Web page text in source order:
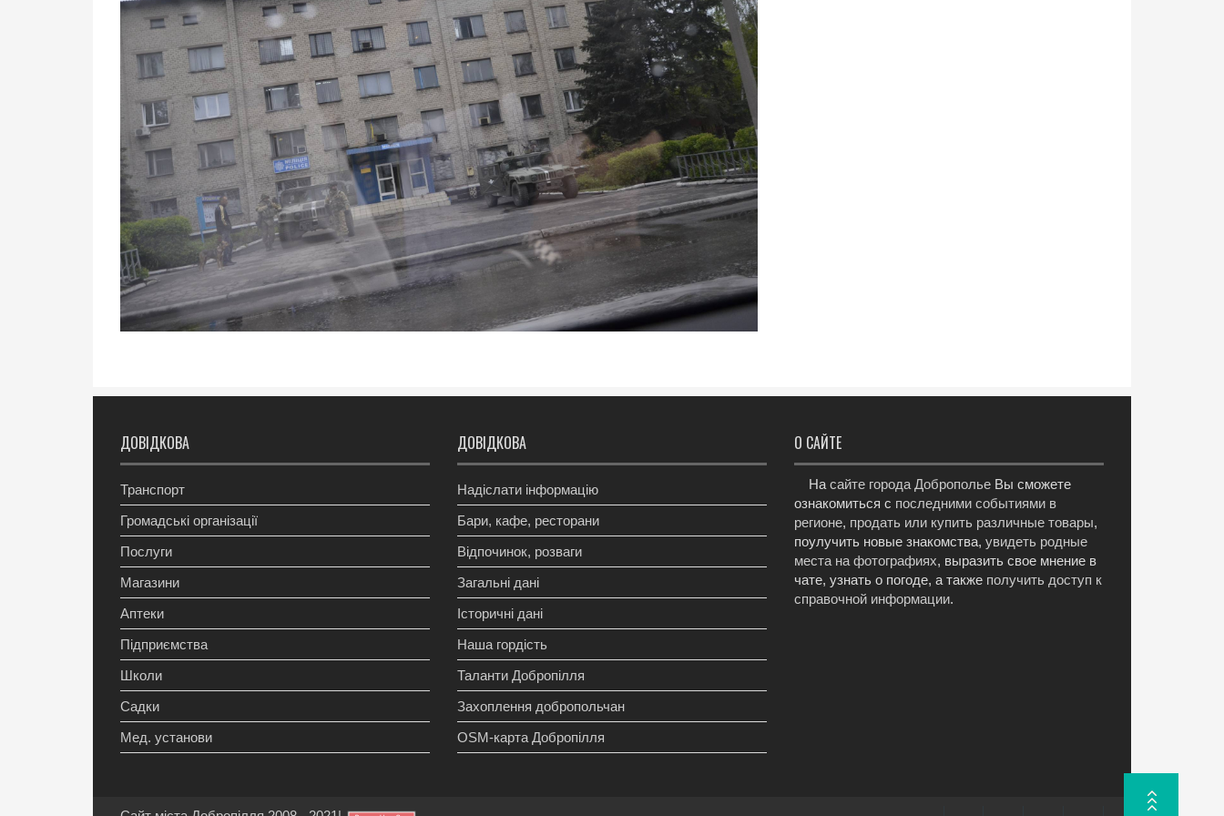
ДОВІДКОВА
Транспорт
Громадські організації
Послуги
Магазини
Аптеки
Підприємства
Школи
Садки
Мед. установи
ДОВІДКОВА
Надіслати інформацію
Бари, кафе, ресторани
Відпочинок, розваги
Загальні дані
Історичні дані
Наша гордість
Таланти Добропілля
Захоплення добропольчан
OSM-карта Добропілля
О САЙТЕ
На сайте города Доброполье Вы сможете
ознакомиться с последними событиями в
регионе, продать или купить различные товары,
поулучить новые знакомства, увидеть родные
места на фотографиях, выразить свое мнение в
чате, узнать о погоде, а также получить доступ к
справочной информации.